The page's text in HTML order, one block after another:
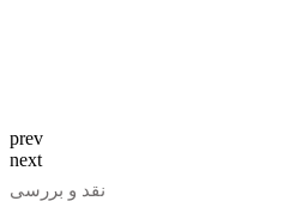
prev
next
نقد و بررسی